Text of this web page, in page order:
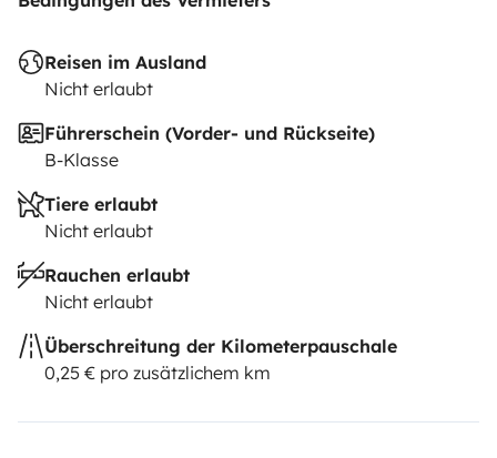
Reisen im Ausland
Nicht erlaubt
Führerschein (Vorder- und Rückseite)
B-Klasse
Tiere erlaubt
Nicht erlaubt
Rauchen erlaubt
Nicht erlaubt
Überschreitung der Kilometerpauschale
0,25 € pro zusätzlichem km